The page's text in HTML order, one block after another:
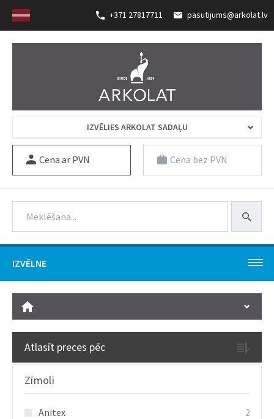
+371 27817711 pasutijums@arkolat.lv
IZVĒLIES ARKOLAT SADAĻU
Cena ar PVN Cena bez PVN
IZVĒLNE
Atlasīt preces pēc
Zīmoli
Anitex 2